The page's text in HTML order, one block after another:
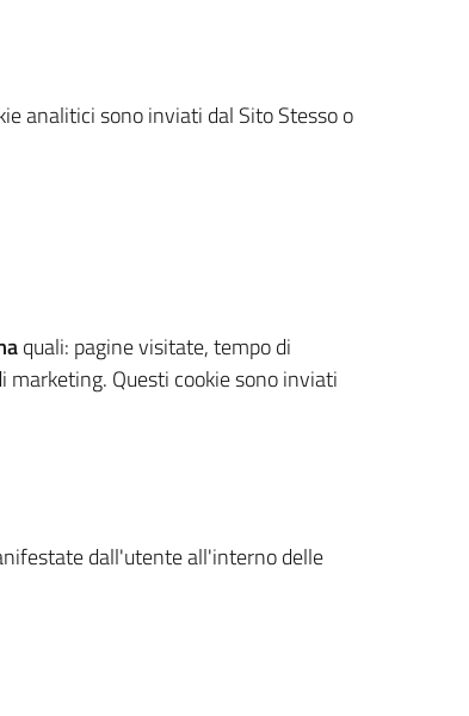
analitici sono inviati dal Sito Stesso o
quali: pagine visitate, tempo di
Questi cookie sono inviati
dall'utente all'interno delle